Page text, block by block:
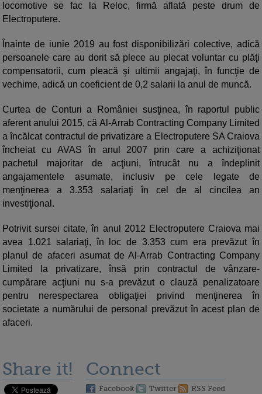
locomotive se fac la Reloc, firmă aflată peste drum de
Electroputere.
Înainte de iunie 2019 au fost disponibilizări colective, adică
persoanele care au dorit să plece au plecat voluntar cu plăţi
compensatorii, cum pleacă şi ultimii angajaţi, în funcţie de
vechime, adică un coeficient de 0,2 salarii la anul de muncă.
Curtea de Conturi a României susţinea, în raportul public
aferent anului 2015, că Al-Arrab Contracting Company Limited
a încălcat contractul de privatizare a Electroputere SA Craiova
încheiat cu AVAS în anul 2007 prin care a achiziţionat
pachetul majoritar de acţiuni, întrucât nu a îndeplinit
angajamentele asumate, inclusiv pe cele legate de
menţinerea a 3.353 salariaţi în cel de al cincilea an
investiţional.
Potrivit sursei citate, în anul 2012 Electroputere Craiova mai
avea 1.021 salariaţi, în loc de 3.353 cum era prevăzut în
planul de afaceri asumat de Al-Arrab Contracting Company
Limited la privatizare, însă prin contractul de vânzare-
cumpărare acţiuni nu s-a prevăzut o clauză penalizatoare
pentru nerespectarea obligaţiei privind menţinerea în
societate a numărului de personal prevăzut în acest plan de
afaceri.
Share it! Connect
Facebook Twitter RSS Feed